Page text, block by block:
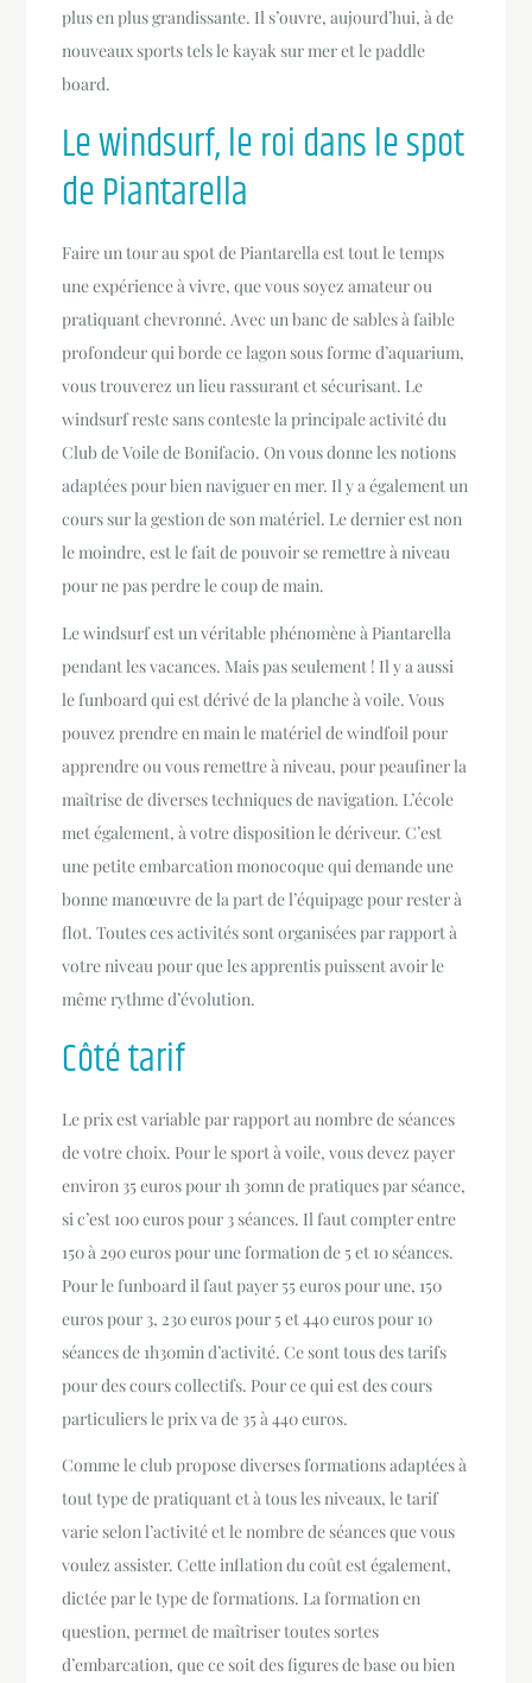
plus en plus grandissante. Il s’ouvre, aujourd’hui, à de
nouveaux sports tels le kayak sur mer et le paddle
board.
Le windsurf, le roi dans le spot
de Piantarella
Faire un tour au spot de Piantarella est tout le temps
une expérience à vivre, que vous soyez amateur ou
pratiquant chevronné. Avec un banc de sables à faible
profondeur qui borde ce lagon sous forme d’aquarium,
vous trouverez un lieu rassurant et sécurisant. Le
windsurf reste sans conteste la principale activité du
Club de Voile de Bonifacio. On vous donne les notions
adaptées pour bien naviguer en mer. Il y a également un
cours sur la gestion de son matériel. Le dernier est non
le moindre, est le fait de pouvoir se remettre à niveau
pour ne pas perdre le coup de main.
Le windsurf est un véritable phénomène à Piantarella
pendant les vacances. Mais pas seulement ! Il y a aussi
le funboard qui est dérivé de la planche à voile. Vous
pouvez prendre en main le matériel de windfoil pour
apprendre ou vous remettre à niveau, pour peaufiner la
maîtrise de diverses techniques de navigation. L’école
met également, à votre disposition le dériveur. C’est
une petite embarcation monocoque qui demande une
bonne manœuvre de la part de l’équipage pour rester à
flot. Toutes ces activités sont organisées par rapport à
votre niveau pour que les apprentis puissent avoir le
même rythme d’évolution.
Côté tarif
Le prix est variable par rapport au nombre de séances
de votre choix. Pour le sport à voile, vous devez payer
environ 35 euros pour 1h 30mn de pratiques par séance,
si c’est 100 euros pour 3 séances. Il faut compter entre
150 à 290 euros pour une formation de 5 et 10 séances.
Pour le funboard il faut payer 55 euros pour une, 150
euros pour 3, 230 euros pour 5 et 440 euros pour 10
séances de 1h30min d’activité. Ce sont tous des tarifs
pour des cours collectifs. Pour ce qui est des cours
particuliers le prix va de 35 à 440 euros.
Comme le club propose diverses formations adaptées à
tout type de pratiquant et à tous les niveaux, le tarif
varie selon l’activité et le nombre de séances que vous
voulez assister. Cette inflation du coût est également,
dictée par le type de formations. La formation en
question, permet de maîtriser toutes sortes
d’embarcation, que ce soit des figures de base ou bien